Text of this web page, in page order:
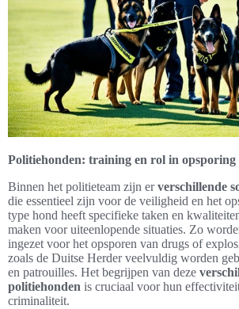
Politiehonden: training en rol in opsporing
Binnen het politieteam zijn erverschillende
die essentieel zijn voor de veiligheid en het
type hond heeft specifieke taken en
maken voor uiteenlopende situaties. Zo
ingezet voor het opsporen van drugs of
zoals de Duitse Herder veelvuldig worden
en patrouilles. Het begrijpen van deze
politiehonden is cruciaal voor hun
criminaliteit.